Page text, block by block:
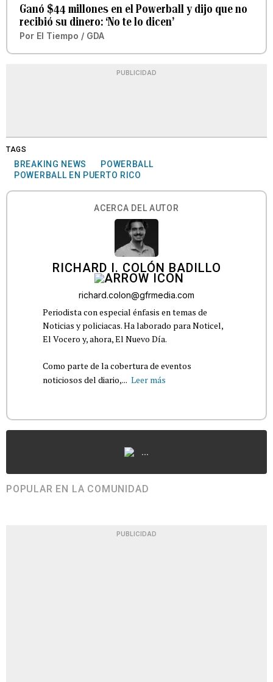
Ganó $44 millones en el Powerball y dijo que no
recibió su dinero: ‘No te lo dicen’
Por El Tiempo / GDA
PUBLICIDAD
TAGS
BREAKING NEWS
POWERBALL
POWERBALL EN PUERTO RICO
ACERCA DEL AUTOR
RICHARD I. COLÓN BADILLO
richard.colon@gfrmedia.com
Periodista con especial énfasis en temas de
Noticias y policiacas. Ha laborado para Noticel,
El Vocero y, ahora, El Nuevo Día.
Como parte de la cobertura de eventos
noticiosos del diario,... Leer más
...
POPULAR EN LA COMUNIDAD
PUBLICIDAD